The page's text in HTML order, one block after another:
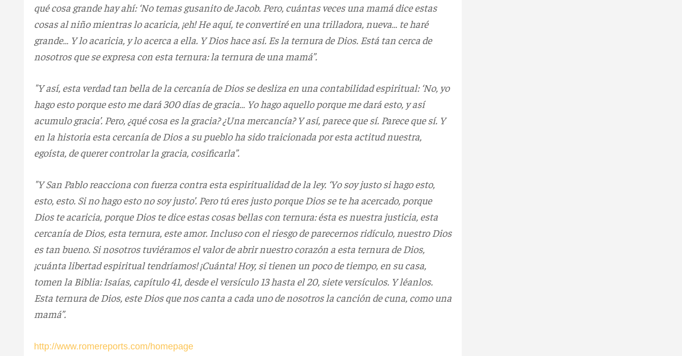
qué cosa grande hay ahí: ‘No temas gusanito de Jacob. Pero, cuántas veces una mamá dice estas
cosas al niño mientras lo acaricia, ¡eh! He aquí, te convertiré en una trilladora, nueva… te haré
grande… Y lo acaricia, y lo acerca a ella. Y Dios hace así. Es la ternura de Dios. Está tan cerca de
nosotros que se expresa con esta ternura: la ternura de una mamá”.
"Y así, esta verdad tan bella de la cercanía de Dios se desliza en una contabilidad espiritual: ‘No, yo
hago esto porque esto me dará 300 días de gracia… Yo hago aquello porque me dará esto, y así
acumulo gracia’. Pero, ¿qué cosa es la gracia? ¿Una mercancía? Y así, parece que sí. Parece que sí. Y
en la historia esta cercanía de Dios a su pueblo ha sido traicionada por esta actitud nuestra,
egoísta, de querer controlar la gracia, cosificarla”.
"Y San Pablo reacciona con fuerza contra esta espiritualidad de la ley. ‘Yo soy justo si hago esto,
esto, esto. Si no hago esto no soy justo’. Pero tú eres justo porque Dios se te ha acercado, porque
Dios te acaricia, porque Dios te dice estas cosas bellas con ternura: ésta es nuestra justicia, esta
cercanía de Dios, esta ternura, este amor. Incluso con el riesgo de parecernos ridículo, nuestro Dios
es tan bueno. Si nosotros tuviéramos el valor de abrir nuestro corazón a esta ternura de Dios,
¡cuánta libertad espiritual tendríamos! ¡Cuánta! Hoy, si tienen un poco de tiempo, en su casa,
tomen la Biblia: Isaías, capítulo 41, desde el versículo 13 hasta el 20, siete versículos. Y léanlos.
Esta ternura de Dios, este Dios que nos canta a cada uno de nosotros la canción de cuna, como una
mamá”.
http://www.romereports.com/homepage